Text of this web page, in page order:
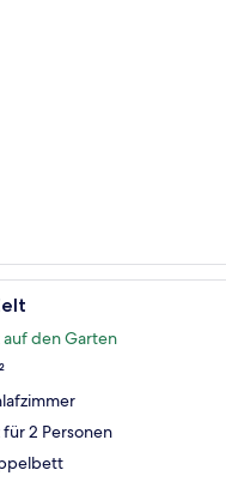
kostenloses WLAN,Basic-
auf den Garten
für 2 Personen